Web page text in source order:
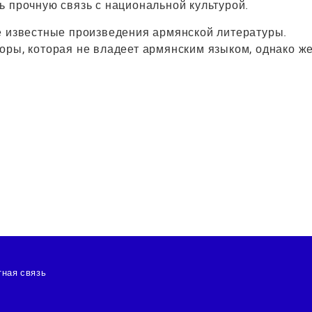
связь с национальной культурой.
произведения армянской литературы.
которая не владеет армянским языком, однако
связь